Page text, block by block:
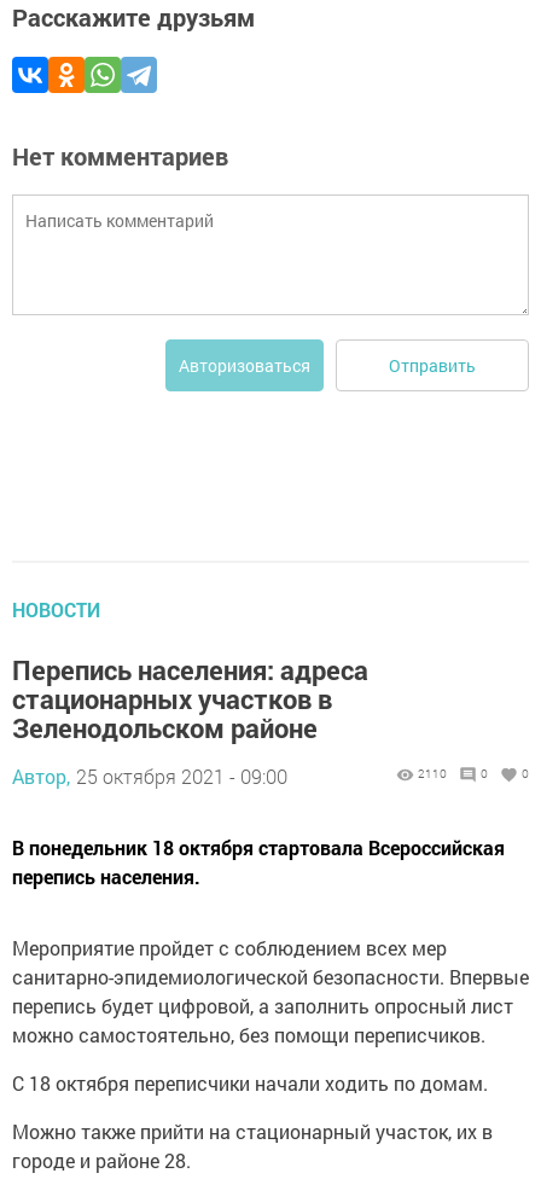
Расскажите друзьям
Нет комментариев
Авторизоваться Отправить
НОВОСТИ
Перепись населения: адреса
стационарных участков в
Зеленодольском районе
Автор, 25 октября 2021 - 09:00 2110 0 0
В понедельник 18 октября стартовала Всероссийская
перепись населения.
Мероприятие пройдет с соблюдением всех мер
санитарно-эпидемиологической безопасности. Впервые
перепись будет цифровой, а заполнить опросный лист
можно самостоятельно, без помощи переписчиков.
С 18 октября переписчики начали ходить по домам.
Можно также прийти на стационарный участок, их в
городе и районе 28.